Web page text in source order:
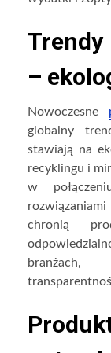
Trendy
–
Nowoczesne
globalny
stawiają na
recyklingu i
w
chronią
branżach,